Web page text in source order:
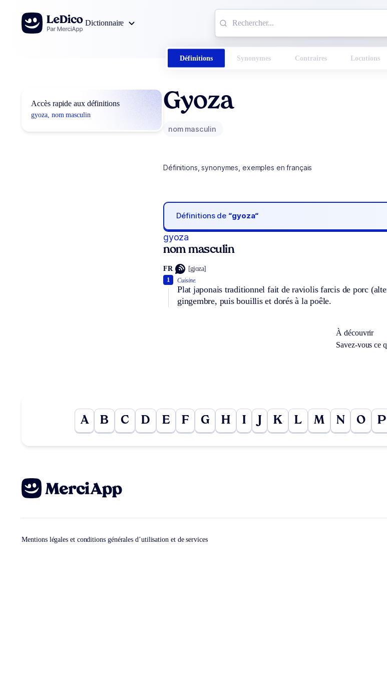
Aller au contenu
Dictionnaire
Définitions Synonymes Contraires Locutions
Accès rapide aux définitions
gyoza, nom masculin
Gyoza
nom masculin
Définitions, synonymes, exemples en français
Définitions de “gyoza“
gyoza
nom masculin
FR [gjoza]
Cuisine.
Plat japonais traditionnel fait de raviolis farcis de porc
gingembre, puis bouillis et dorés à la poêle.
1
À découvrir
Savez-vous ce
A B C D E F G H I K L M N O P
Mentions légales et conditions générales d’utilisation et de services